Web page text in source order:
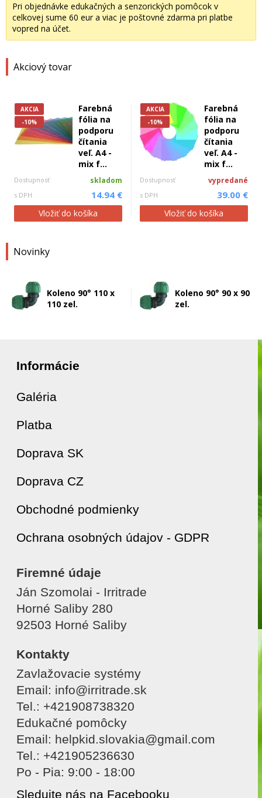
Pri objednávke edukačných a senzorických pomôcok v
celkovej sume 60 eur a viac je poštovné zdarma pri platbe
vopred na účet.
Akciový tovar
AKCIA
-10%
Farebná
fólia na
podporu
čítania
veľ. A4 -
mix f...
Dostupnosť skladom
s DPH 14.94 €
Vložiť do košíka
AKCIA
-10%
Farebná
fólia na
podporu
čítania
veľ. A4 -
mix f...
Dostupnosť vypredané
s DPH 39.00 €
Vložiť do košíka
Novinky
Koleno 90° 110 x
110 zel.
Koleno 90° 90 x 90
zel.
Informácie
Galéria
Platba
Doprava SK
Doprava CZ
Obchodné podmienky
Ochrana osobných údajov - GDPR
Firemné údaje
Ján Szomolai - Irritrade
Horné Saliby 280
92503 Horné Saliby
Kontakty
Zavlažovacie systémy
Email: info@irritrade.sk
Tel.: +421908738320
Edukačné pomôcky
Email: helpkid.slovakia@gmail.com
Tel.: +421905236630
Po - Pia: 9:00 - 18:00
Sledujte nás na Facebooku